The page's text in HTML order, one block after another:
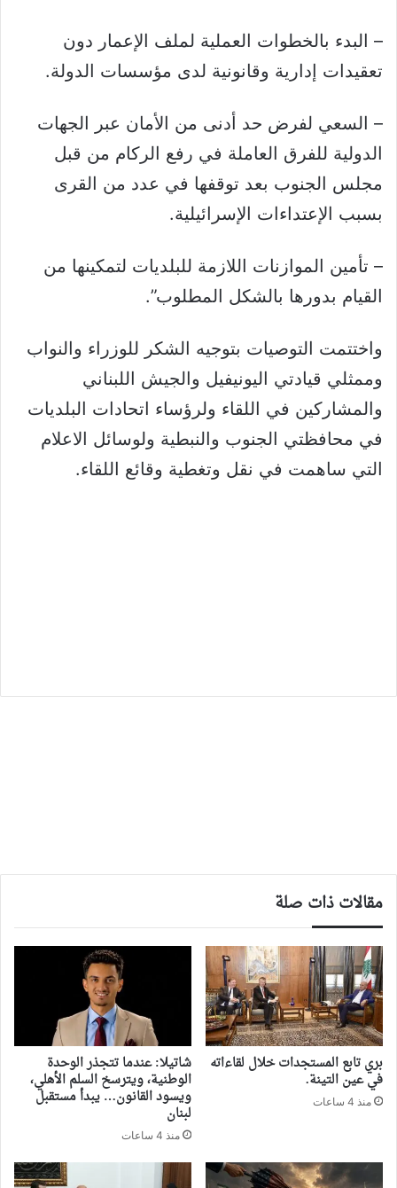
– البدء بالخطوات العملية لملف الإعمار دون
تعقيدات إدارية وقانونية لدى مؤسسات الدولة.
– السعي لفرض حد أدنى من الأمان عبر الجهات
الدولية للفرق العاملة في رفع الركام من قبل
مجلس الجنوب بعد توقفها في عدد من القرى
بسبب الإعتداءات الإسرائيلية.
– تأمين الموازنات اللازمة للبلديات لتمكينها من
القيام بدورها بالشكل المطلوب”.
واختتمت التوصيات بتوجيه الشكر للوزراء والنواب
وممثلي قيادتي اليونيفيل والجيش اللبناني
والمشاركين في اللقاء ولرؤساء اتحادات البلديات
في محافظتي الجنوب والنبطية ولوسائل الاعلام
التي ساهمت في نقل وتغطية وقائع اللقاء.
مقالات ذات صلة
بري تابع المستجدات خلال لقاءاته
في عين التينة.
منذ 4 ساعات
شاتيلا: عندما تتجذر الوحدة
الوطنية، ويترسخ السلم الأهلي،
ويسود القانون… يبدأ مستقبل
لبنان
منذ 4 ساعات